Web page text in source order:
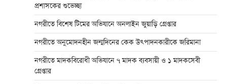
প্রশাসকের শুভেচ্ছা
নগরীতে বিশেষ টিমের অভিযানে অনলাইন জুয়াড়ি গ্রেপ্তার
নগরীতে অনুমোদনহীন জন্মদিনের কেক উৎপাদনকারীকে জরিমানা
নগরীতে মাদকবিরোধী অভিযানে ৭ মাদক ব্যবসায়ী ও ১ মাদকসেবী
গ্রেপ্তার